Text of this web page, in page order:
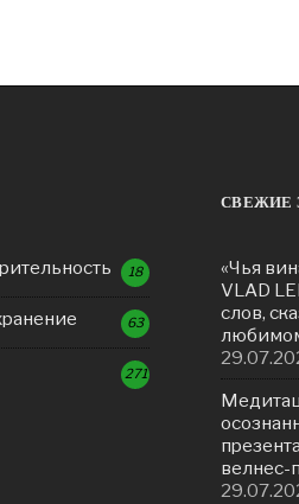
18
63
271
СВЕЖИЕ
«Чья
VLAD
слов,
велнес-